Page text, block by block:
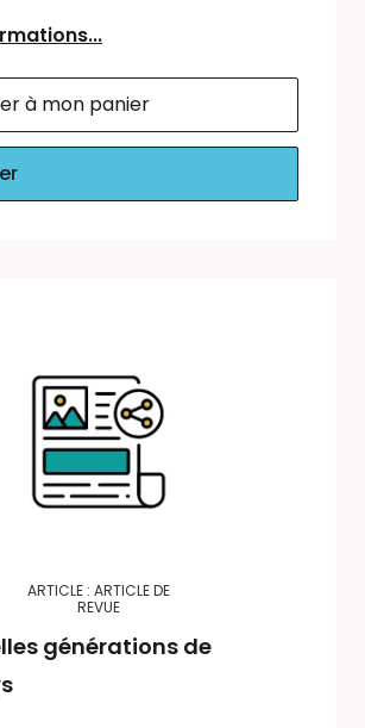
à mon panier
ARTICLE : ARTICLE DE
REVUE
générations de